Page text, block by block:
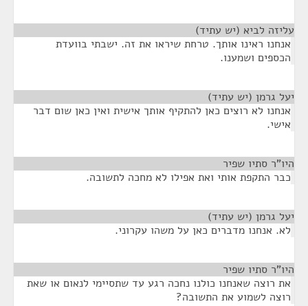
עליזה לביא (יש עתיד)
אנחנו ראינו אותך. טרחת שיראו את זה. ישבתי בוועדת
הכספים ושמענו.
יעל גרמן (יש עתיד)
אנחנו לא רוצים כאן להתקיף אותך אישית ואין כאן שום דבר
אישי.
היו"ר סתיו שפיר
כבר התקפת אותי ואת אפילו לא מחכה לתשובה.
יעל גרמן (יש עתיד)
לא. אנחנו מדברים כאן על משהו עקרוני.
היו"ר סתיו שפיר
את רוצה שאנחנו כולנו נחכה רגע עד שתסיימי לנאום או שאת
רוצה לשמוע את התשובה?